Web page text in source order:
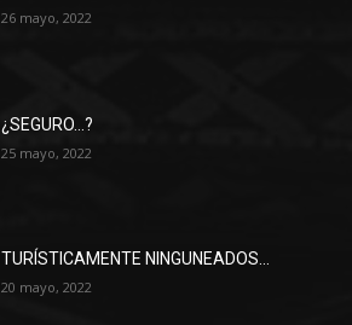
26 mayo, 2022
¿SEGURO…?
25 mayo, 2022
TURÍSTICAMENTE NINGUNEADOS…
20 mayo, 2022